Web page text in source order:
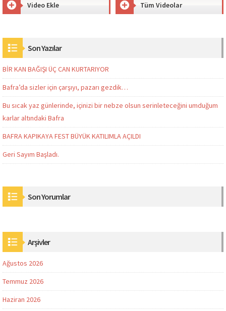
Video Ekle Tüm Videolar
Son Yazılar
BİR KAN BAĞIŞI ÜÇ CAN KURTARIYOR
Bafra’da sizler için çarşıyı, pazarı gezdik…
Bu sıcak yaz günlerinde, içinizi bir nebze olsun serinleteceğini umduğum
karlar altındaki Bafra
BAFRA KAPIKAYA FEST BÜYÜK KATILIMLA AÇILDI
Geri Sayım Başladı.
Son Yorumlar
Arşivler
Ağustos 2026
Temmuz 2026
Haziran 2026